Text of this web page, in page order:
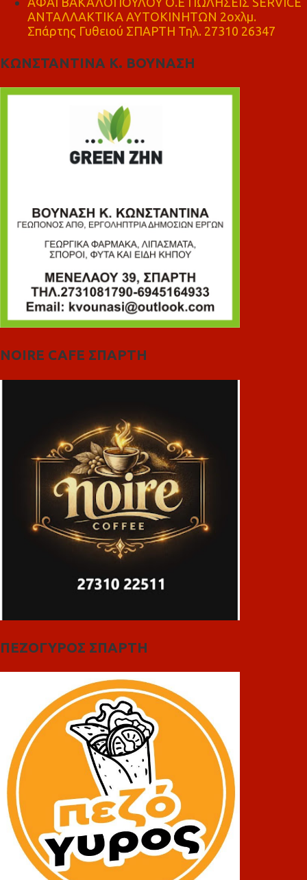
ΑΝΤΑΛΛΑΚΤΙΚΑ ΑΥΤΟΚΙΝΗΤΩΝ 2οχλμ.
Σπάρτης Γυθειού ΣΠΑΡΤΗ Τηλ. 27310 26347
ΚΩΝΣΤΑΝΤΙΝΑ Κ. ΒΟΥΝΑΣΗ
NOIRE CAFE ΣΠΑΡΤΗ
ΠΕΖΟΓΥΡΟΣ ΣΠΑΡΤΗ